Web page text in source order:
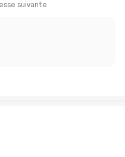
suivante